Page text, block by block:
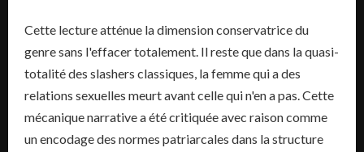
Cette lecture atténue la dimension conservatrice du
genre sans l'effacer totalement. Il reste que dans la quasi-
totalité des slashers classiques, la femme qui a des
relations sexuelles meurt avant celle qui n'en a pas. Cette
mécanique narrative a été critiquée avec raison comme
un encodage des normes patriarcales dans la structure